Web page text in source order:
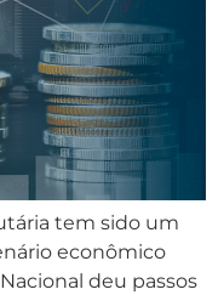
tem sido um
econômico
deu passos